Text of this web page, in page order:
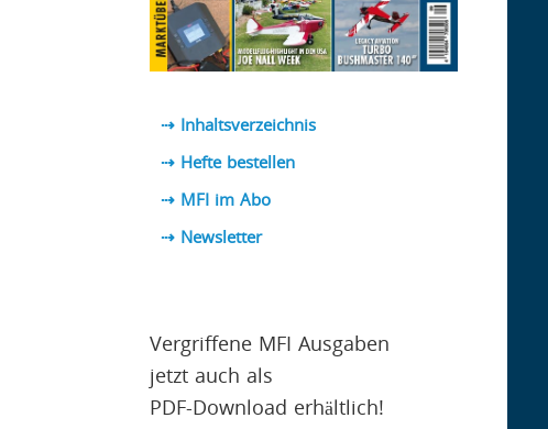
⇢ Inhaltsverzeichnis
⇢ Hefte bestellen
⇢ MFI im Abo
⇢ Newsletter
Vergriffene MFI Ausgaben
jetzt auch als
PDF-Download erhältlich!